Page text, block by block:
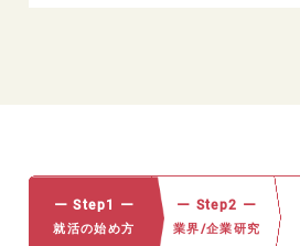
ー Step1 ー
就活の始め方
ー Step2 ー
業界/企業研究